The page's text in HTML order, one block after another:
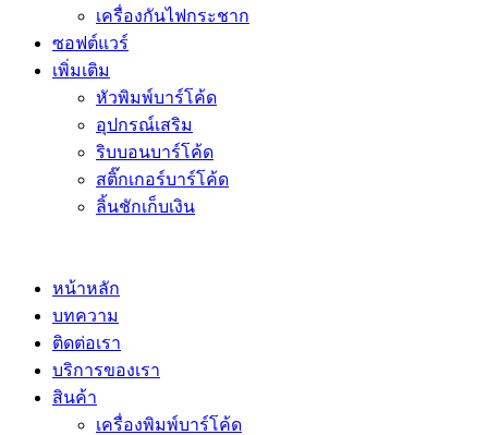
เครื่องกันไฟกระชาก
ซอฟต์แวร์
เพิ่มเติม
หัวพิมพ์บาร์โค้ด
อุปกรณ์เสริม
ริบบอนบาร์โค้ด
สติ๊กเกอร์บาร์โค้ด
ลิ้นชักเก็บเงิน
หน้าหลัก
บทความ
ติดต่อเรา
บริการของเรา
สินค้า
เครื่องพิมพ์บาร์โค้ด